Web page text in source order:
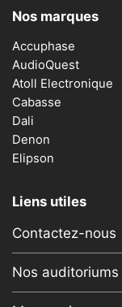
Nos marques
Accuphase
AudioQuest
Atoll Electronique
Cabasse
Dali
Denon
Elipson
Liens utiles
Contactez-nous
Nos auditoriums